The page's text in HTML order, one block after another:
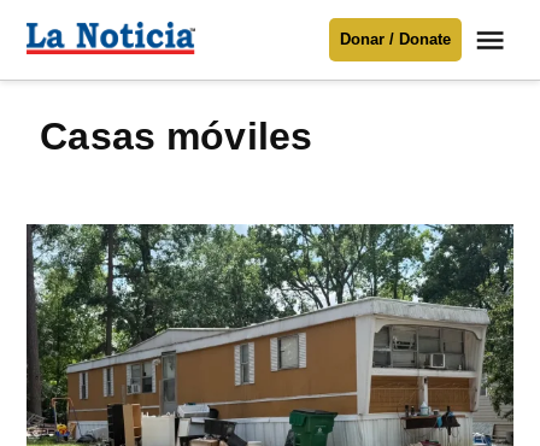
Para mantenerte informado necesitamos
contenido
Noticia
Donar / Donate
casas móviles